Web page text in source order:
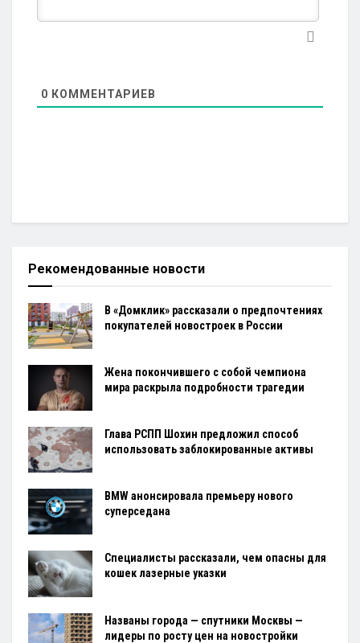
0 КОММЕНТАРИЕВ
Рекомендованные новости
В «Домклик» рассказали о предпочтениях
покупателей новостроек в России
Жена покончившего с собой чемпиона
мира раскрыла подробности трагедии
Глава РСПП Шохин предложил способ
использовать заблокированные активы
BMW анонсировала премьеру нового
суперседана
Специалисты рассказали, чем опасны для
кошек лазерные указки
Названы города — спутники Москвы —
лидеры по росту цен на новостройки